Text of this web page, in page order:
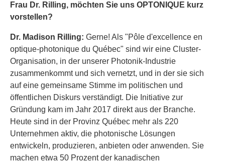
Frau Dr. Rilling, möchten Sie uns OPTONIQUE kurz
vorstellen?
Dr. Madison Rilling: Gerne! Als "Pôle d'excellence en
optique-photonique du Québec" sind wir eine Cluster-
Organisation, in der unserer Photonik-Industrie
zusammenkommt und sich vernetzt, und in der sie sich
auf eine gemeinsame Stimme im politischen und
öffentlichen Diskurs verständigt. Die Initiative zur
Gründung kam im Jahr 2017 direkt aus der Branche.
Heute sind in der Provinz Québec mehr als 220
Unternehmen aktiv, die photonische Lösungen
entwickeln, produzieren, anbieten oder anwenden. Sie
machen etwa 50 Prozent der kanadischen